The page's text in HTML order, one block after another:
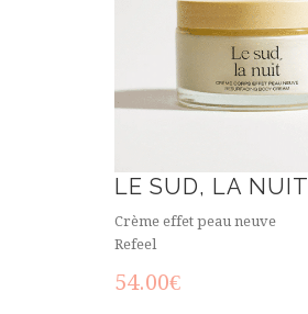
LE SUD, LA NUIT
Crème effet peau neuve
Refeel
54.00€